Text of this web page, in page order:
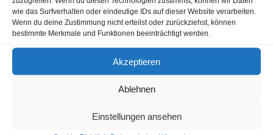
wie das Surfverhalten oder eindeutige IDs auf dieser Website verarbeiten.
Wenn du deine Zustimmung nicht erteilst oder zurückziehst, können
bestimmte Merkmale und Funktionen beeinträchtigt werden.
Akzeptieren
Ablehnen
Einstellungen ansehen
Veranstaltung